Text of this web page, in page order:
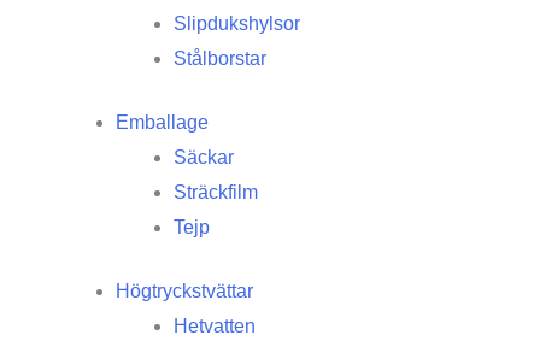
Slipdukshylsor
Stålborstar
Emballage
Säckar
Sträckfilm
Tejp
Högtryckstvättar
Hetvatten